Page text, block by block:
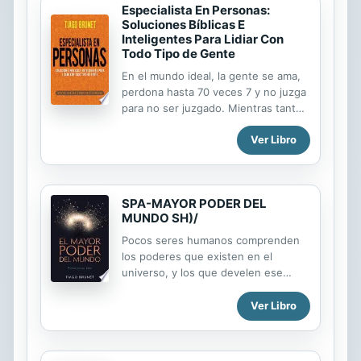
Especialista En Personas:
Soluciones Bíblicas E
Inteligentes Para Lidiar Con
Todo Tipo de Gente
En el mundo ideal, la gente se ama,
perdona hasta 70 veces 7 y no juzga
para no ser juzgado. Mientras tanto,
en el mundo real, los amigos
cercanos pueden tener envidia, los
miembros de la familia difunden
abandonan. El mundo real muestra
que el verdadero desafío es
gestionar al otro. Necesitas que la
gente sea feliz. Invierte en ellos,
aprende a ver lo mejor de cada uno y
aprende aquí cómo no esperar algo a
satisfacción y felicidad en tus
relaciones. Comprender al otro es el
primer paso para lograr grandes
amistades y grandes...
Ver Libro
SPA-MAYOR PODER DEL
MUNDO SH)/
Pocos seres humanos comprenden
los poderes que existen en el
universo, y los que develen ese
La fusi�n de los 10 poderes m�s
notables permitir� que el mayor
�Qu� pasa cuando algunos
Ver Libro